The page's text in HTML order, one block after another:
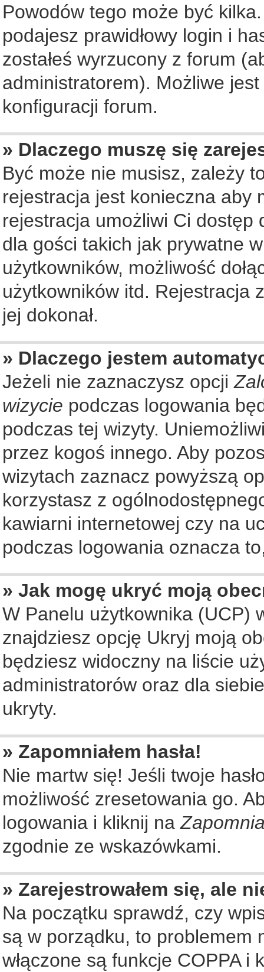
Powodów tego może być
podajesz prawidłowy login i
zostałeś wyrzucony z forum
administratorem). Możliwe
konfiguracji forum.
» Dlaczego muszę się
Być może nie musisz, zależy
rejestracja jest konieczna aby
rejestracja umożliwi Ci
dla gości takich jak prywatne
użytkowników, możliwość
użytkowników itd. Rejestracja
jej dokonał.
» Dlaczego jestem
Jeżeli nie zaznaczysz opcji
wizycie podczas logowania
podczas tej wizyty.
przez kogoś innego. Aby
wizytach zaznacz powyższą
korzystasz z
kawiarni internetowej czy na
podczas logowania oznacza
» Jak mogę ukryć moją
W Panelu użytkownika (UCP)
znajdziesz opcję Ukryj moją
będziesz widoczny na liście
administratorów oraz dla
ukryty.
» Zapomniałem hasła!
Nie martw się! Jeśli twoje
możliwość zresetowania go.
logowania i kliknij na
zgodnie ze wskazówkami.
» Zarejestrowałem się, ale
Na początku sprawdź, czy
są w porządku, to problemem
włączone są funkcje COPPA i